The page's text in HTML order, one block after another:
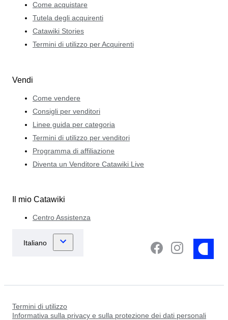
Come acquistare
Tutela degli acquirenti
Catawiki Stories
Termini di utilizzo per Acquirenti
Vendi
Come vendere
Consigli per venditori
Linee guida per categoria
Termini di utilizzo per venditori
Programma di affiliazione
Diventa un Venditore Catawiki Live
Il mio Catawiki
Centro Assistenza
Termini di utilizzo
Informativa sulla privacy e sulla protezione dei dati personali